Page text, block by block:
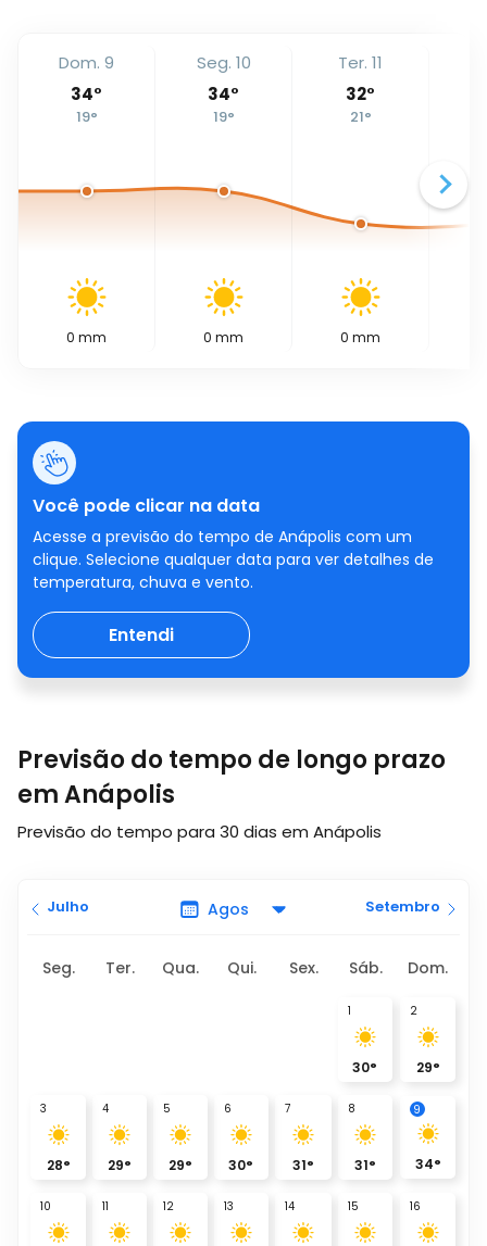
Dom. 9
34°
19°
0 mm
Seg. 10
34°
19°
0 mm
Ter. 11
32°
21°
0 mm
Você pode clicar na data
Acesse a previsão do tempo de Anápolis com um
clique. Selecione qualquer data para ver detalhes de
temperatura, chuva e vento.
Entendi
Previsão do tempo de longo prazo
em Anápolis
Previsão do tempo para 30 dias em Anápolis
Julho Setembro
Seg. Ter. Qua. Qui. Sex. Sáb. Dom.
1
30°
2
29°
3
28°
4
29°
5
29°
6
30°
7
31°
8
31°
9
34°
10 11 12 13 14 15 16